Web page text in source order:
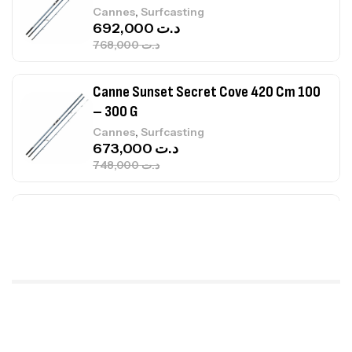
Canne Sunset Secret Cove 420 Cm 100
– 300 G
Cannes,Surfcasting
Canne Jigging Sunset Massive Attack
1.83m 120/250gr 30kg
Cannes,Jigging